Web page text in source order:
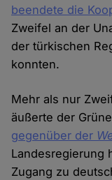
beendete die
Zweifel an der
der türkischen
konnten.
Mehr als nur
äußerte der
gegenüber der
Landesregierung
Zugang zu